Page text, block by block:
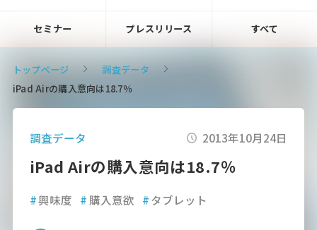
セミナー プレスリリース すべて
トップページ
調査データ
iPad Airの購入意向は18.7％
調査データ 2013年10月24日
iPad Airの購入意向は18.7％
#興味度 # 購入意欲 #タブレット